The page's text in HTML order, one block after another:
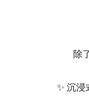
除
✨ 沉浸